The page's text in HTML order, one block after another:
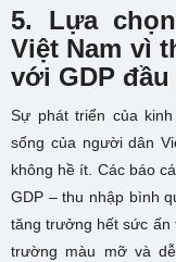
5. Lựa
Việt Nam vì
với GDP
Sự phát triển của
sống của người dân
không hề ít. Các báo
GDP – thu nhập bình
tăng trưởng hết sức ấn
trường màu mỡ và